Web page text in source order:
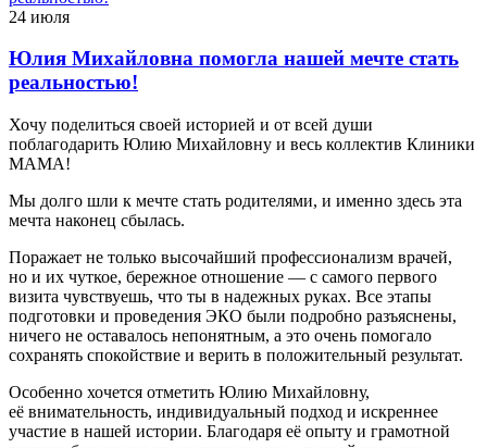
24 июля
Юлия Михайловна помогла нашей мечте стать
реальностью!
Хочу поделиться своей историей и от всей души
поблагодарить Юлию Михайловну и весь коллектив Клиники
МАМА!
Мы долго шли к мечте стать родителями, и именно здесь эта
мечта наконец сбылась.
Поражает не только высочайший профессионализм врачей,
но и их чуткое, бережное отношение — с самого первого
визита чувствуешь, что ты в надежных руках. Все этапы
подготовки и проведения ЭКО были подробно разъяснены,
ничего не оставалось непонятным, а это очень помогало
сохранять спокойствие и верить в положительный результат.
Особенно хочется отметить Юлию Михайловну,
её внимательность, индивидуальный подход и искреннее
участие в нашей истории. Благодаря её опыту и грамотной